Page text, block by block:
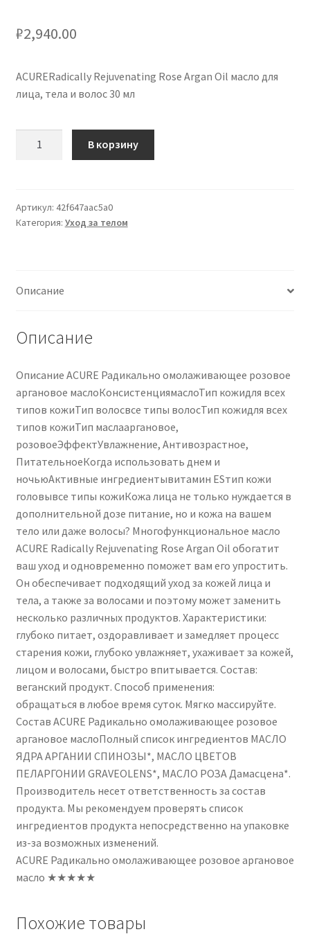
₽2,940.00
ACURERadically Rejuvenating Rose Argan Oil масло для
лица, тела и волос 30 мл
Rose
Argan
viso,
capelli
ml
В корзину
Артикул: 42f647aac5a0
Категория: Уход за телом
Описание
Описание
Описание ACURE Радикально омолаживающее розовое
аргановое маслоКонсистенциямаслоТип кожидля всех
типов кожиТип волосвсе типы волосТип кожидля всех
типов кожиТип маслааргановое,
розовоеЭффектУвлажнение, Антивозрастное,
ПитательноеКогда использовать днем ​​и
ночьюАктивные ингредиентывитамин ESтип кожи
головывсе типы кожиКожа лица не только нуждается в
дополнительной дозе питание, но и кожа на вашем
тело или даже волосы? Многофункциональное масло
ACURE Radically Rejuvenating Rose Argan Oil обогатит
ваш уход и одновременно поможет вам его упростить.
Он обеспечивает подходящий уход за кожей лица и
тела, а также за волосами и поэтому может заменить
несколько различных продуктов. Характеристики:
глубоко питает, оздоравливает и замедляет процесс
старения кожи, глубоко увлажняет, ухаживает за кожей,
лицом и волосами, быстро впитывается. Состав:
веганский продукт. Способ применения:
обращаться в любое время суток. Мягко массируйте.
Состав ACURE Радикально омолаживающее розовое
аргановое маслоПолный список ингредиентов МАСЛО
ЯДРА АРГАНИИ СПИНОЗЫ*, МАСЛО ЦВЕТОВ
ПЕЛАРГОНИИ GRAVEOLENS*, МАСЛО РОЗА Дамасцена*.
Производитель несет ответственность за состав
продукта. Мы рекомендуем проверять список
ингредиентов продукта непосредственно на упаковке
из-за возможных изменений.
ACURE Радикально омолаживающее розовое аргановое
масло ★★★★★
Похожие товары